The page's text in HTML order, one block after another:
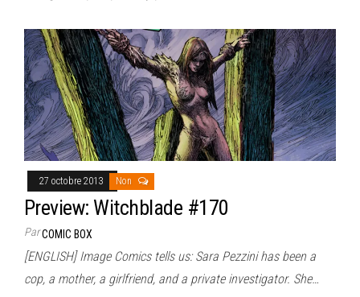
27 octobre 2013 Non
Preview: Witchblade #170
ParCOMIC BOX
[ENGLISH] Image Comics tells us: Sara Pezzini has been a
cop, a mother, a girlfriend, and a private investigator. She…